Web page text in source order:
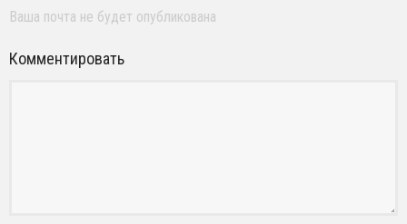
Ваша почта не будет опубликована
Комментировать